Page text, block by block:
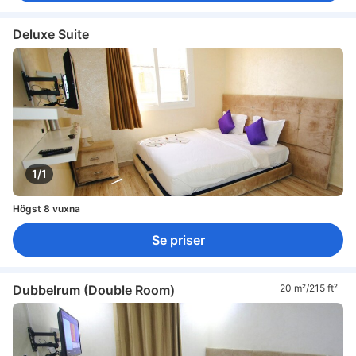
Deluxe Suite
1/1
Högst 8 vuxna
Se priser
Dubbelrum (Double Room) 20 m²/215 ft²